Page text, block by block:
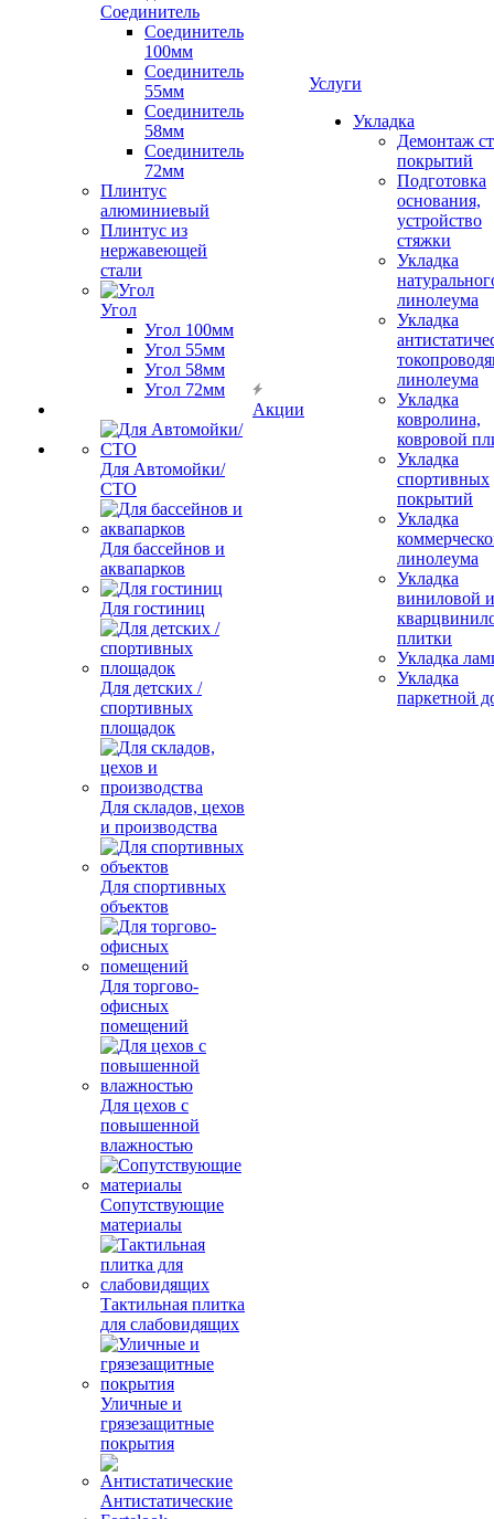
Соединитель
Соединитель
100мм
Соединитель
55мм
Соединитель
58мм
Соединитель
72мм
Плинтус
алюминиевый
Плинтус из
нержавеющей
стали
Угол
Угол 100мм
Угол 55мм
Угол 58мм
Угол 72мм
Для Автомойки/
СТО
Для бассейнов и
аквапарков
Для гостиниц
Для детских /
спортивных
площадок
Для складов, цехов
и производства
Для спортивных
объектов
Для торгово-
офисных
помещений
Для цехов с
повышенной
влажностью
Сопутствующие
материалы
Тактильная плитка
для слабовидящих
Уличные и
грязезащитные
покрытия
Антистатические
Акции
Услуги
Укладка
Демонтаж
покрытий
Подготовка
основания,
устройство
стяжки
Укладка
линолеума
Укладка
линолеума
Укладка
ковролина,
ковровой
Укладка
спортивных
покрытий
Укладка
линолеума
Укладка
виниловой и
плитки
Укладка
Укладка
паркетной